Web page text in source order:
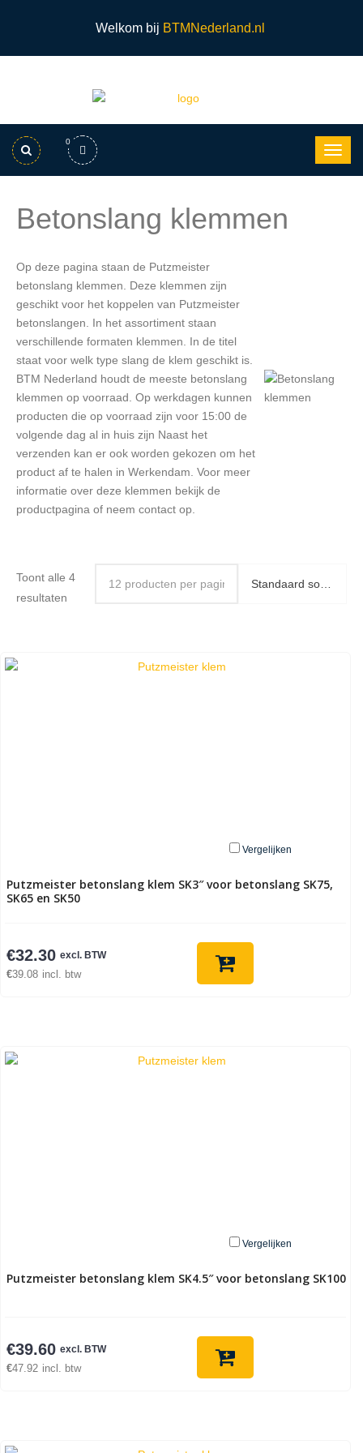
Welkom bij BTMNederland.nl
0
Betonslang klemmen
Op deze pagina staan de Putzmeister
betonslang klemmen. Deze klemmen zijn
geschikt voor het koppelen van Putzmeister
betonslangen. In het assortiment staan
verschillende formaten klemmen. In de titel
staat voor welk type slang de klem geschikt is.
BTM Nederland houdt de meeste betonslang
klemmen op voorraad. Op werkdagen kunnen
producten die op voorraad zijn voor 15:00 de
volgende dag al in huis zijn Naast het
verzenden kan er ook worden gekozen om het
product af te halen in Werkendam. Voor meer
informatie over deze klemmen bekijk de
productpagina of neem contact op.
Toont alle 4
resultaten
Vergelijken
Putzmeister betonslang klem SK3″ voor betonslang SK75,
SK65 en SK50
€32.30 excl. BTW
€39.08 incl. btw
Vergelijken
Putzmeister betonslang klem SK4.5″ voor betonslang SK100
€39.60 excl. BTW
€47.92 incl. btw